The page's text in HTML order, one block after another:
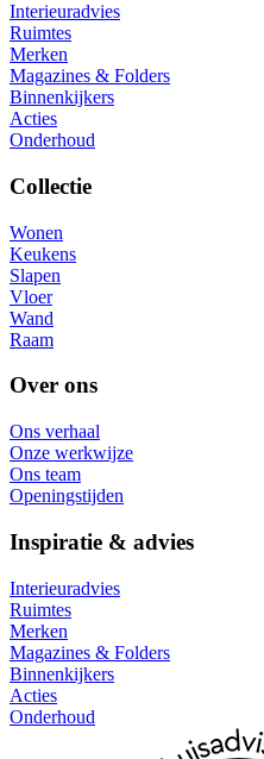
Interieuradvies
Ruimtes
Merken
Magazines & Folders
Binnenkijkers
Acties
Onderhoud
Collectie
Wonen
Keukens
Slapen
Vloer
Wand
Raam
Over ons
Ons verhaal
Onze werkwijze
Ons team
Openingstijden
Inspiratie & advies
Interieuradvies
Ruimtes
Merken
Magazines & Folders
Binnenkijkers
Acties
Onderhoud